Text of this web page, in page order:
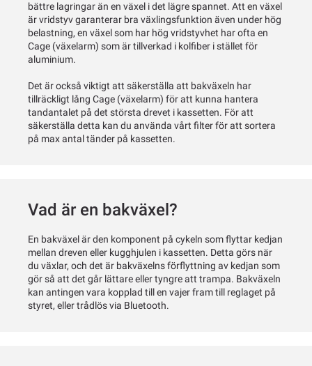
bättre lagringar än en växel i det lägre spannet. Att en växel
är vridstyv garanterar bra växlingsfunktion även under hög
belastning, en växel som har hög vridstyvhet har ofta en
Cage (växelarm) som är tillverkad i kolfiber i stället för
aluminium.
Det är också viktigt att säkerställa att bakväxeln har
tillräckligt lång Cage (växelarm) för att kunna hantera
tandantalet på det största drevet i kassetten. För att
säkerställa detta kan du använda vårt filter för att sortera
på max antal tänder på kassetten.
Vad är en bakväxel?
En bakväxel är den komponent på cykeln som flyttar kedjan
mellan dreven eller kugghjulen i kassetten. Detta görs när
du växlar, och det är bakväxelns förflyttning av kedjan som
gör så att det går lättare eller tyngre att trampa. Bakväxeln
kan antingen vara kopplad till en vajer fram till reglaget på
styret, eller trådlös via Bluetooth.